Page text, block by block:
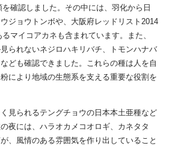
確認しました。その中には、羽化から日
ジョウトンボや、大阪府レッドリスト2014
るマイコアカネも含まれています。また、
られないネジロハキリバチ、トモンハナバ
ども確認できました。これらの種は人を自
により地域の生態系を支える重要な役割を
見られるテングチョウの日本本土亜種など
夜には、ハラオカメコオロギ、カネタタ
、風情のある雰囲気を作り出していること